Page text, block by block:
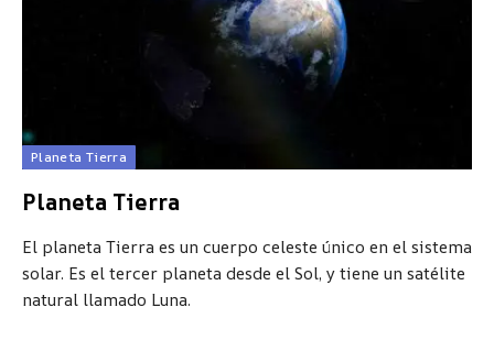
Planeta Tierra
Planeta Tierra
El planeta Tierra es un cuerpo celeste único en el sistema
solar. Es el tercer planeta desde el Sol, y tiene un satélite
natural llamado Luna.